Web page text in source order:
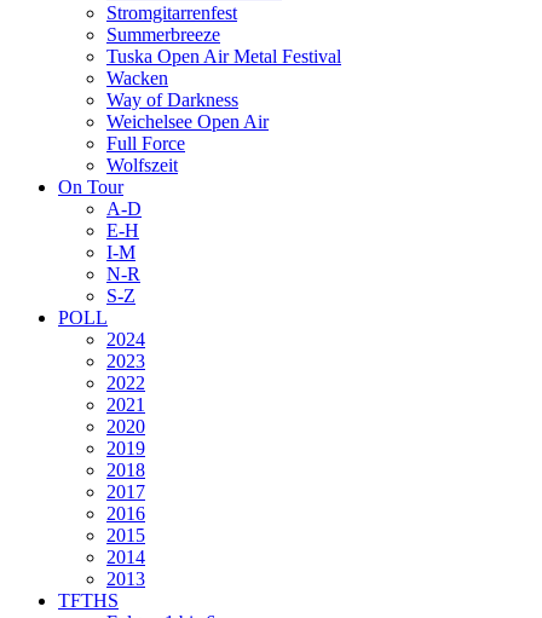
Stromgitarrenfest
Summerbreeze
Tuska Open Air Metal Festival
Wacken
Way of Darkness
Weichelsee Open Air
Full Force
Wolfszeit
On Tour
A-D
E-H
I-M
N-R
S-Z
POLL
2024
2023
2022
2021
2020
2019
2018
2017
2016
2015
2014
2013
TFTHS